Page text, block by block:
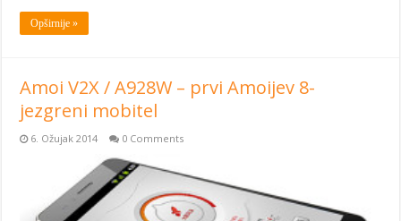
Opširnije »
Amoi V2X / A928W – prvi Amoijev 8-
jezgreni mobitel
6. Ožujak 2014 0 Comments